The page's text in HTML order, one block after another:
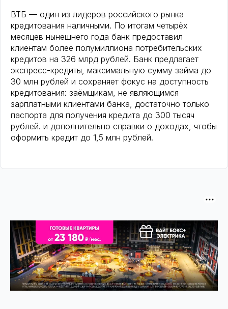
ВТБ — один из лидеров российского рынка
кредитования наличными. По итогам четырёх
месяцев нынешнего года банк предоставил
клиентам более полумиллиона потребительских
кредитов на 326 млрд рублей. Банк предлагает
экспресс-кредиты, максимальную сумму займа до
30 млн рублей и сохраняет фокус на доступность
кредитования: заёмщикам, не являющимся
зарплатными клиентами банка, достаточно только
паспорта для получения кредита до 300 тысяч
рублей. и дополнительно справки о доходах, чтобы
оформить кредит до 1,5 млн рублей.